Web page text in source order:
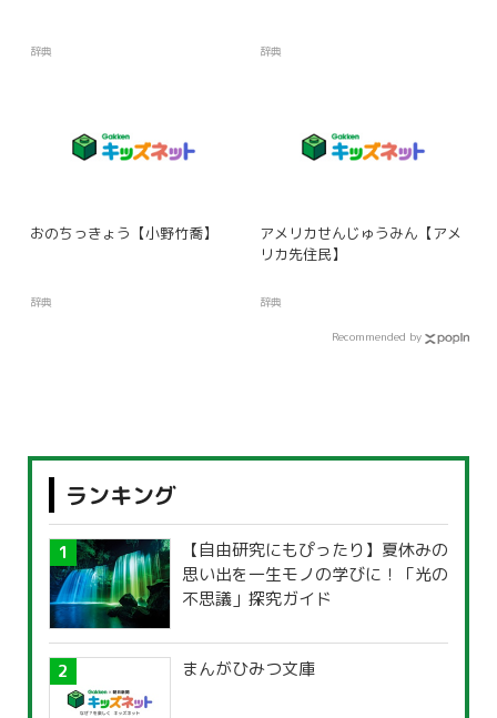
辞典 辞典
おのちっきょう【小野竹喬】
辞典
アメリカせんじゅうみん【アメ
リカ先住民】
辞典
Recommended by
ランキング
【自由研究にもぴったり】夏休みの
思い出を一生モノの学びに！「光の
不思議」探究ガイド
まんがひみつ文庫